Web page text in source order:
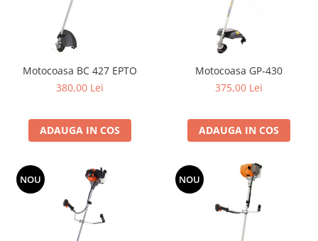
Masini electrice de tuns oi
Motoburghiu
Fierăstrău de mână
Topoare
Compostoare
Tavalugi manuali
Scarificatoare
Gama gazon
Tăvălugi pentru gazon
Motocoasa BC 427 EPTO
380,00 Lei
ADAUGA IN COS
Motocoasa GP-430
375,00 Lei
ADAUGA IN COS
NOU NOU